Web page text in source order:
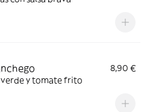
8,90 €
y tomate frito